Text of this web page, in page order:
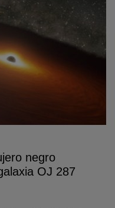
negro
OJ 287